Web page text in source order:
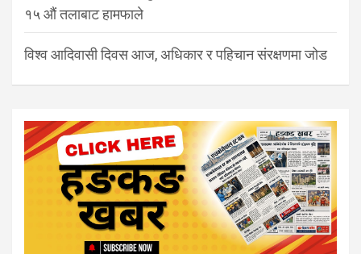
१५ औं तलाबाट हामफाले
विश्व आदिवासी दिवस आज, अधिकार र पहिचान संरक्षणमा जोड